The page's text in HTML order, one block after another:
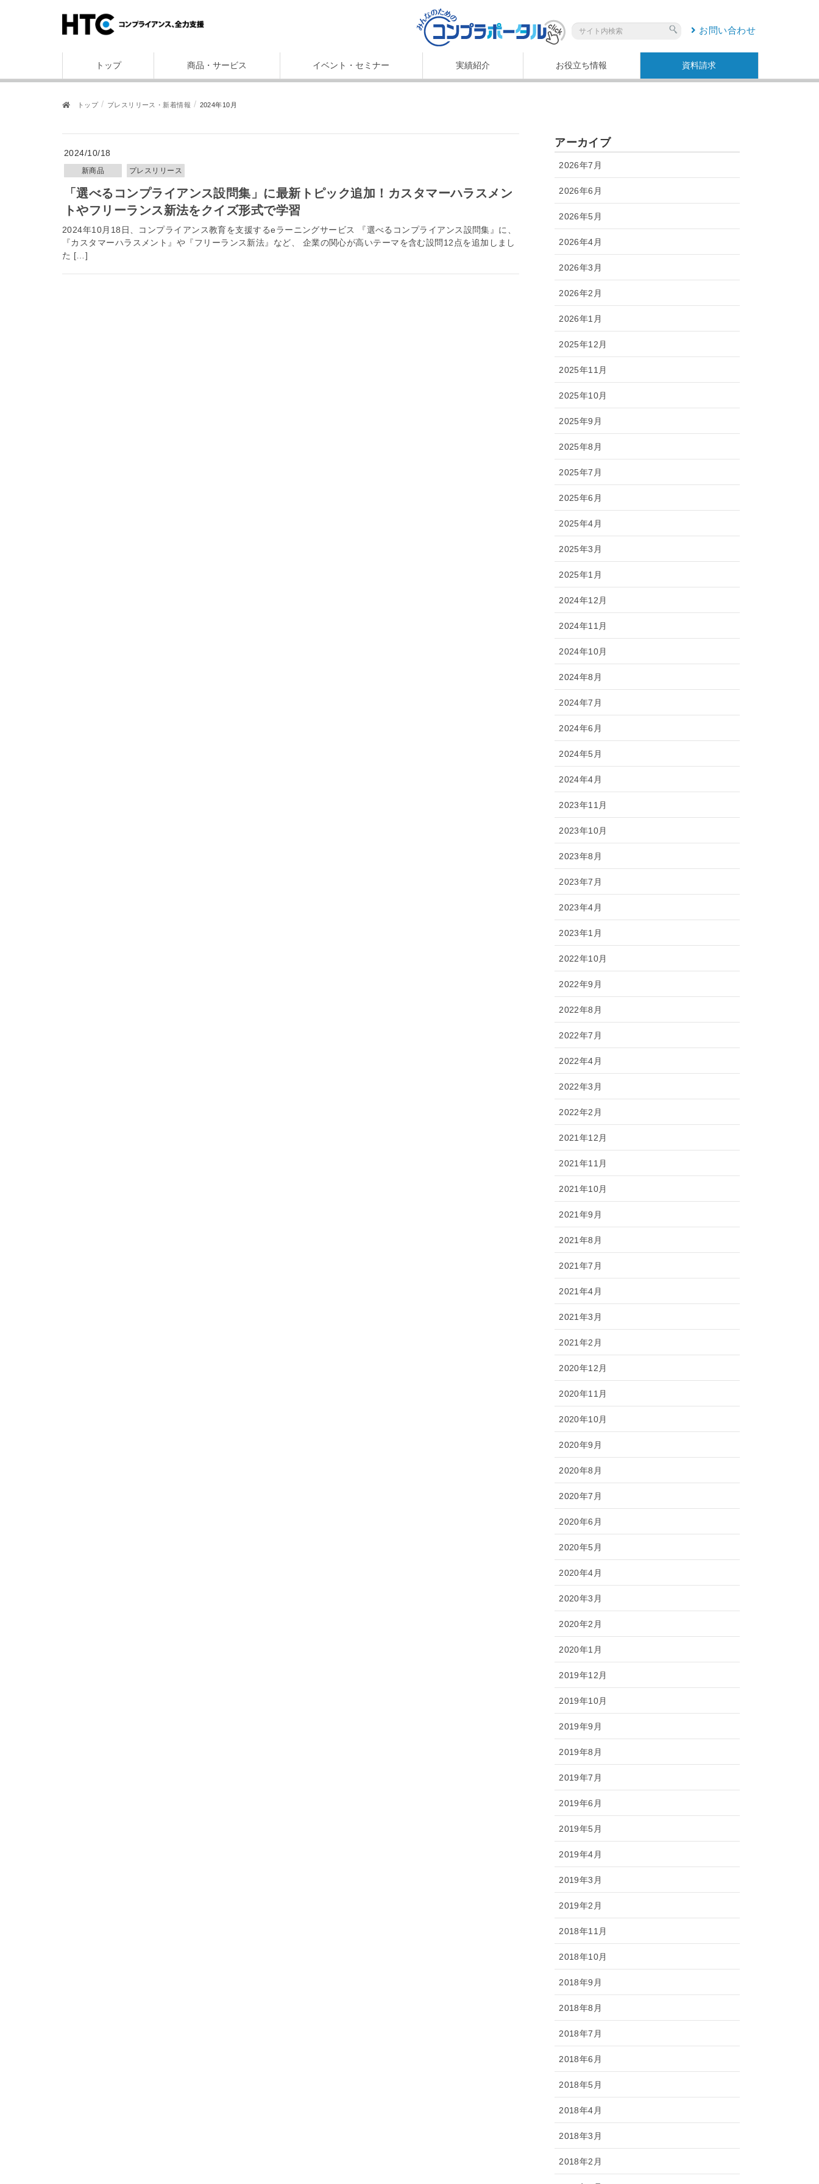
お問い合わせ
トップ 商品・サービス イベント・セミナー 実績紹介 お役立ち情報 資料請求
トップ プレスリリース・新着情報 2024年10月
2024/10/18
新商品 プレスリリース
「選べるコンプライアンス設問集」に最新トピック追加！カスタマーハラスメン
トやフリーランス新法をクイズ形式で学習
2024年10月18日、コンプライアンス教育を支援するeラーニングサービス 『選べるコンプライアンス設問集』に、
『カスタマーハラスメント』や『フリーランス新法』など、 企業の関心が高いテーマを含む設問12点を追加しまし
た […]
アーカイブ
2026年7月
2026年6月
2026年5月
2026年4月
2026年3月
2026年2月
2026年1月
2025年12月
2025年11月
2025年10月
2025年9月
2025年8月
2025年7月
2025年6月
2025年4月
2025年3月
2025年1月
2024年12月
2024年11月
2024年10月
2024年8月
2024年7月
2024年6月
2024年5月
2024年4月
2023年11月
2023年10月
2023年8月
2023年7月
2023年4月
2023年1月
2022年10月
2022年9月
2022年8月
2022年7月
2022年4月
2022年3月
2022年2月
2021年12月
2021年11月
2021年10月
2021年9月
2021年8月
2021年7月
2021年4月
2021年3月
2021年2月
2020年12月
2020年11月
2020年10月
2020年9月
2020年8月
2020年7月
2020年6月
2020年5月
2020年4月
2020年3月
2020年2月
2020年1月
2019年12月
2019年10月
2019年9月
2019年8月
2019年7月
2019年6月
2019年5月
2019年4月
2019年3月
2019年2月
2018年11月
2018年10月
2018年9月
2018年8月
2018年7月
2018年6月
2018年5月
2018年4月
2018年3月
2018年2月